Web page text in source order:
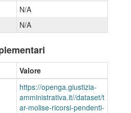
N/A
N/A
Valore
https://openga.giustizia-
amministrativa.it//dataset/t
ar-molise-ricorsi-pendenti-